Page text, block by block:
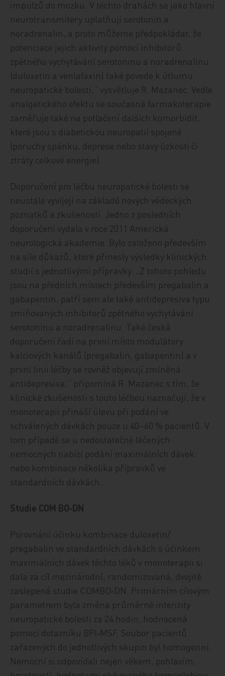
impulzů do mozku. V těchto drahách se jako hlavní
neurotransmitery uplatňují serotonin a
noradrenalin, a proto můžeme předpokládat, že
potenciace jejich aktivity pomocí inhibitorů
zpětného vychytávání serotoninu a noradrenalinu
(duloxetin a venlafaxin) také povede k útlumu
neuropatické bolesti,“ vysvětluje R. Mazanec. Vedle
analgetického efektu se současná farmakoterapie
zaměřuje také na potlačení dalších komorbidit,
které jsou s diabetickou neuropatií spojené
(poruchy spánku, deprese nebo stavy úzkosti či
ztráty celkové energie).
Doporučení pro léčbu neuropatické bolesti se
neustále vyvíjejí na základě nových vědeckých
poznatků a zkušeností. Jedno z posledních
doporučení vydala v roce 2011 Americká
neurologická akademie. Bylo založeno především
na síle důkazů, které přinesly výsledky klinických
studií s jednotlivými přípravky. „Z tohoto pohledu
jsou na předních místech především pregabalin a
gabapentin, patří sem ale také antidepresiva typu
zmiňovaných inhibitorů zpětného vychytávání
serotoninu a noradrenalinu. Také česká
doporučení řadí na první místo modulátory
kalciových kanálů (pregabalin, gabapentin) a v
první linii léčby se rovněž objevují zmíněná
antidepresiva,“ připomíná R. Mazanec s tím, že
klinické zkušenosti s touto léčbou naznačují, že v
monoterapii přináší úlevu při podání ve
schválených dávkách pouze u 40–60 % pacientů. V
tom případě se u nedostatečně léčených
nemocných nabízí podání maximálních dávek
nebo kombinace několika přípravků ve
standardních dávkách.
Studie COM BO‑DN
Porovnání účinku kombinace duloxetin/
pregabalin ve standardních dávkách s účinkem
maximálních dávek těchto léků v monoterapii si
dala za cíl mezinárodní, randomizovaná, dvojitě
zaslepená studie COMBO‑DN. Primárním cílovým
parametrem byla změna průměrné intenzity
neuropatické bolesti za 24 hodin, hodnocená
pomocí dotazníku BPI‑MSF. Soubor pacientů
zařazených do jednotlivých skupin byl homogenní.
Nemocní si odpovídali nejen věkem, pohlavím,